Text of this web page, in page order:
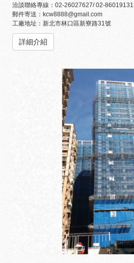
洽談聯絡專線：02-26027627/ 02-86019131
郵件寄送：kcw8888@gmail.com
工廠地址：新北市林口區新寮路31號
詳細介紹